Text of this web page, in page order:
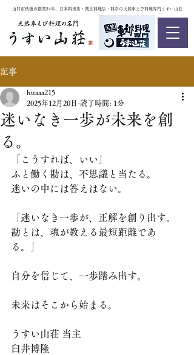
山口市秋穂の創業54年、日本料理店・割烹料理店・料亭の天然車えび料理専門うすい山荘
記事
迷いなき一歩が未来を創
る。
huaaa215
2025年12月20日 読了時間: 1分
「こうすれば、いい」
ふと働く勘は、不思議と当たる。
迷いの中には答えはない。
「迷いなき一歩が、正解を創り出す。
勘とは、魂が教える最短距離であ
る。」
自分を信じて、一歩踏み出す。
未来はそこから始まる。
うすい山荘 当主
臼井博隆